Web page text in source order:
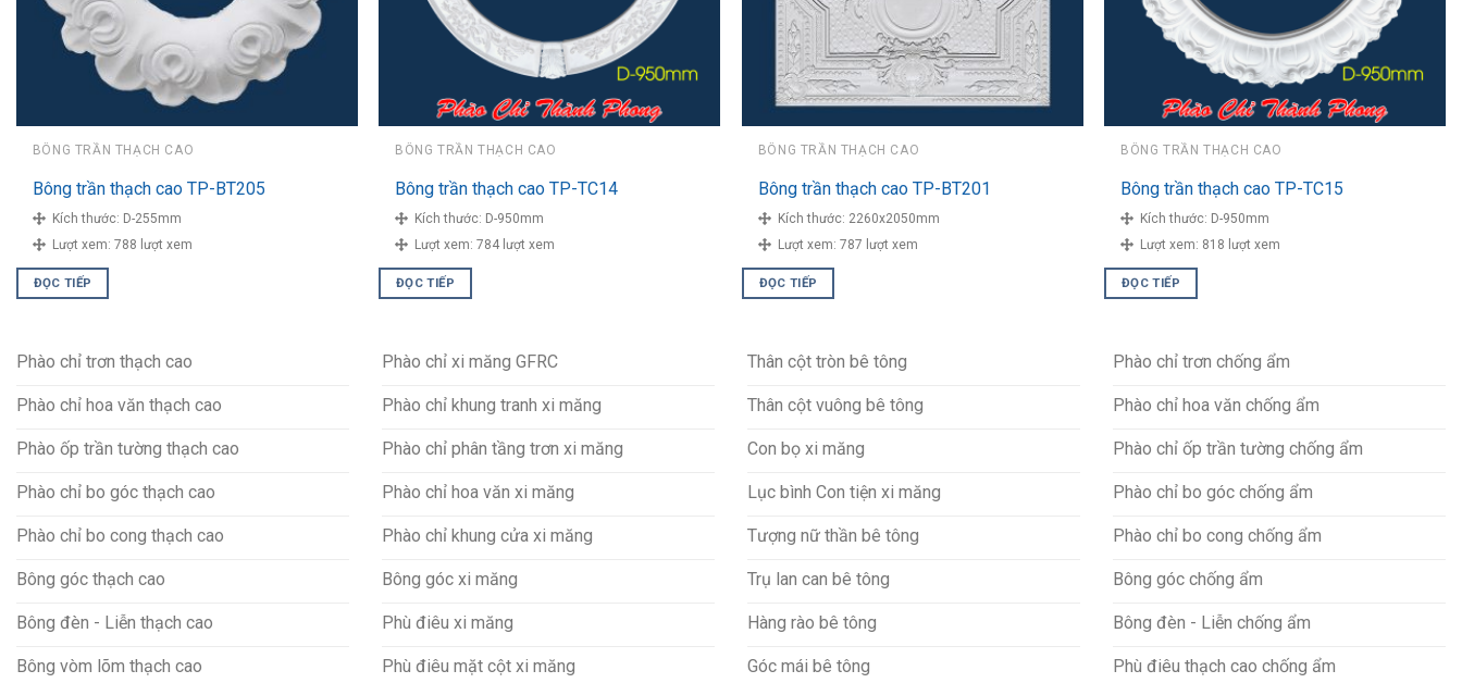
BÔNG TRẦN THẠCH CAO
Bông trần thạch cao TP-BT205
Kích thước: D-255mm
Lượt xem: 788 lượt xem
ĐỌC TIẾP
BÔNG TRẦN THẠCH CAO
Bông trần thạch cao TP-TC14
Kích thước: D-950mm
Lượt xem:784 lượt xem
ĐỌC TIẾP
BÔNG TRẦN THẠCH CAO
Bông trần thạch cao TP-BT201
Kích thước: 2260x2050mm
Lượt xem: 787 lượt xem
ĐỌC TIẾP
BÔNG TRẦN THẠCH CAO
Bông trần thạch cao TP-TC15
Kích thước: D-950mm
Lượt xem: 818 lượt xem
ĐỌC TIẾP
Phào chỉ trơn thạch cao
Phào chỉ hoa văn thạch cao
Phào ốp trần tường thạch cao
Phào chỉ bo góc thạch cao
Phào chỉ bo cong thạch cao
Bông góc thạch cao
Bông đèn - Liễn thạch cao
Bông vòm lõm thạch cao
Phào chỉ xi măng GFRC
Phào chỉ khung tranh xi măng
Phào chỉ phân tầng trơn xi măng
Phào chỉ hoa văn xi măng
Phào chỉ khung cửa xi măng
Bông góc xi măng
Phù điêu xi măng
Phù điêu mặt cột xi măng
Thân cột tròn bê tông
Thân cột vuông bê tông
Con bọ xi măng
Lục bình Con tiện xi măng
Tượng nữ thần bê tông
Trụ lan can bê tông
Hàng rào bê tông
Góc mái bê tông
Phào chỉ trơn chống ẩm
Phào chỉ hoa văn chống ẩm
Phào chỉ ốp trần tường chống ẩm
Phào chỉ bo góc chống ẩm
Phào chỉ bo cong chống ẩm
Bông góc chống ẩm
Bông đèn - Liễn chống ẩm
Phù điêu thạch cao chống ẩm